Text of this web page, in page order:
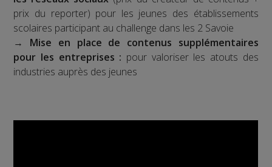
prix du reporter) pour les jeunes des établissements
scolaires participant au challenge dans les 2 Savoie
→ Mise en place de contenus supplémentaires
pour les entreprises : pour valoriser les atouts des
industries auprès des jeunes